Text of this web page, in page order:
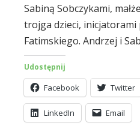
Sabiną Sobczykami,
trojga dzieci, inicjatorami
Fatimskiego. Andrzej i
Udostępnij
Facebook Twitter
LinkedIn Email